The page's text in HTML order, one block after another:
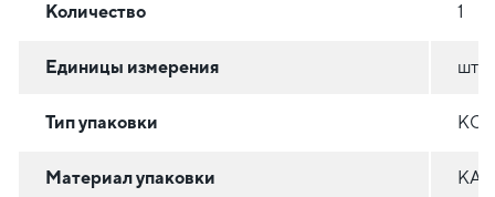
Количество 1
Единицы измерения шт
Тип упаковки
Материал упаковки